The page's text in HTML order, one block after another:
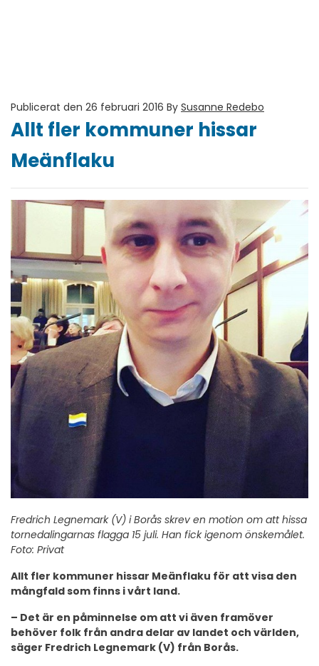
Publicerat den 26 februari 2016 By Susanne Redebo
Allt fler kommuner hissar
Meänflaku
Fredrich Legnemark (V) i Borås skrev en motion om att hissa
tornedalingarnas flagga 15 juli. Han fick igenom önskemålet.
Foto: Privat
Allt fler kommuner hissar Meänflaku för att visa den
mångfald som finns i vårt land.
– Det är en påminnelse om att vi även framöver
behöver folk från andra delar av landet och världen,
säger Fredrich Legnemark (V) från Borås.